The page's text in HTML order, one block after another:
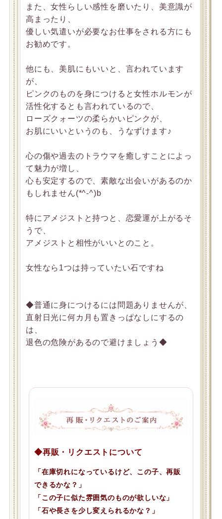
また、女性らしい感性を磨いたり、美意識が
高まったり、
優しい気遣いが必要なお仕事をされる方にも
お勧めです。
他にも、美肌にもいいと、言われています
が、
ピンクのものを身につけると女性ホルモンが
活性化するとも言われているので、
ローズクォーツの柔らかいピンクが、
お肌にいいというのも、うなずけます♪
心の傷や過去のトラウマを癒しすことによっ
て魅力が増し、
心も安定するので、素敵な出会いがあるのか
もしれません(*^-^)b
特にアメジストと持つと、恋愛運が上がるそ
うで、
アメジストと相性がいいとのこと。
女性なら1つは持っていたい石ですね
◆普通に身につけるには問題ありませんが、
直射日光に何カ月も置きっぱなしにするの
は、
退色の危険があるので避けましょう◆
◆再販・リクエストについて
「在庫切れになっているけど、この子、再販
できるかな？」
「この子に似た雰囲気のものが欲しいな」
「石や長さを少し変えられるかな？」